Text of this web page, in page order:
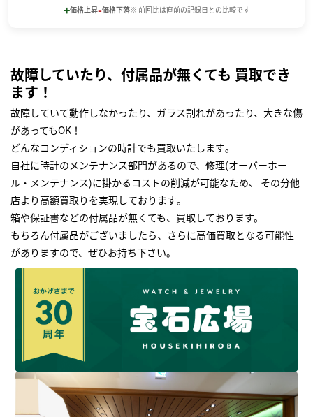
+価格上昇-価格下落※ 前回比は直前の記録日との比較です
故障していたり、付属品が無くても 買取でき
ます！
故障していて動作しなかったり、ガラス割れがあったり、大きな傷
があってもOK！
どんなコンディションの時計でも買取いたします｡
自社に時計のメンテナンス部門があるので、修理(オーバーホー
ル・メンテナンス)に掛かるコストの削減が可能なため、 その分他
店より高額買取りを実現しております｡
箱や保証書などの付属品が無くても、買取しております。
もちろん付属品がございましたら、さらに高価買取となる可能性
がありますので、ぜひお持ち下さい｡